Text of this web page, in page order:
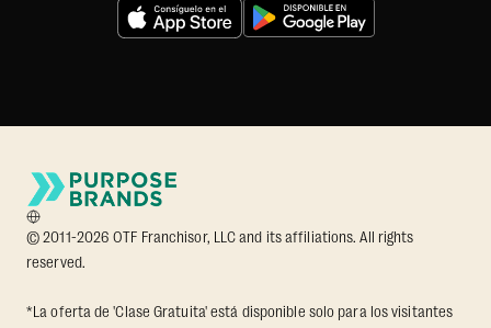
© 2011-2026 OTF Franchisor, LLC and its affiliations. All rights
reserved.
*La oferta de 'Clase Gratuita' está disponible solo para los visitantes